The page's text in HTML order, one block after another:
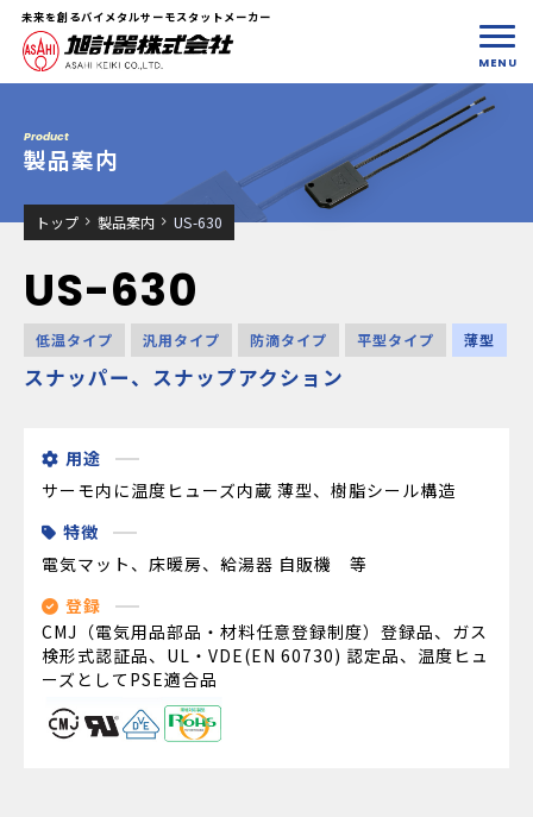
未来を創るバイメタルサーモスタットメーカー
Product
製品案内
トップ 製品案内 US-630
US-630
低温タイプ 汎用タイプ 防滴タイプ 平型タイプ 薄型
スナッパー、スナップアクション
用途
サーモ内に温度ヒューズ内蔵 薄型、樹脂シール構造
特徴
電気マット、床暖房、給湯器 自販機 等
登録
CMJ（電気用品部品・材料任意登録制度）登録品、ガス
検形式認証品、UL・VDE(EN 60730) 認定品、温度ヒュ
ーズとしてPSE適合品